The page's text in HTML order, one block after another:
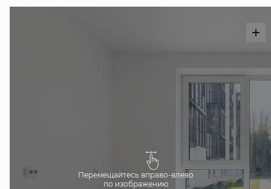
Перемещайтесь вправо-влево
по изображению